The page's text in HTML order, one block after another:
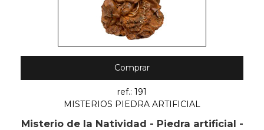
Comprar
ref.: 191
MISTERIOS PIEDRA ARTIFICIAL
Misterio de la Natividad - Piedra artificial -